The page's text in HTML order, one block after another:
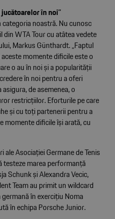
în noi”
noastră. Nu cunosc
WTA Tour cu atâtea vedete
Markus Günthardt. „Faptul
momente dificile este o
o au în noi și a popularității
în noi pentru a oferi
de asemenea, o
restricțiilor. Eforturile pe care
și cu toți partenerii pentru a
momente dificile își arată, cu
ale Asociației Germane de Tenis
testeze marea performanță
Schunk și Alexandra Vecic,
Team au primit un wildcard
în exercițiu Noma
în echipa Porsche Junior.